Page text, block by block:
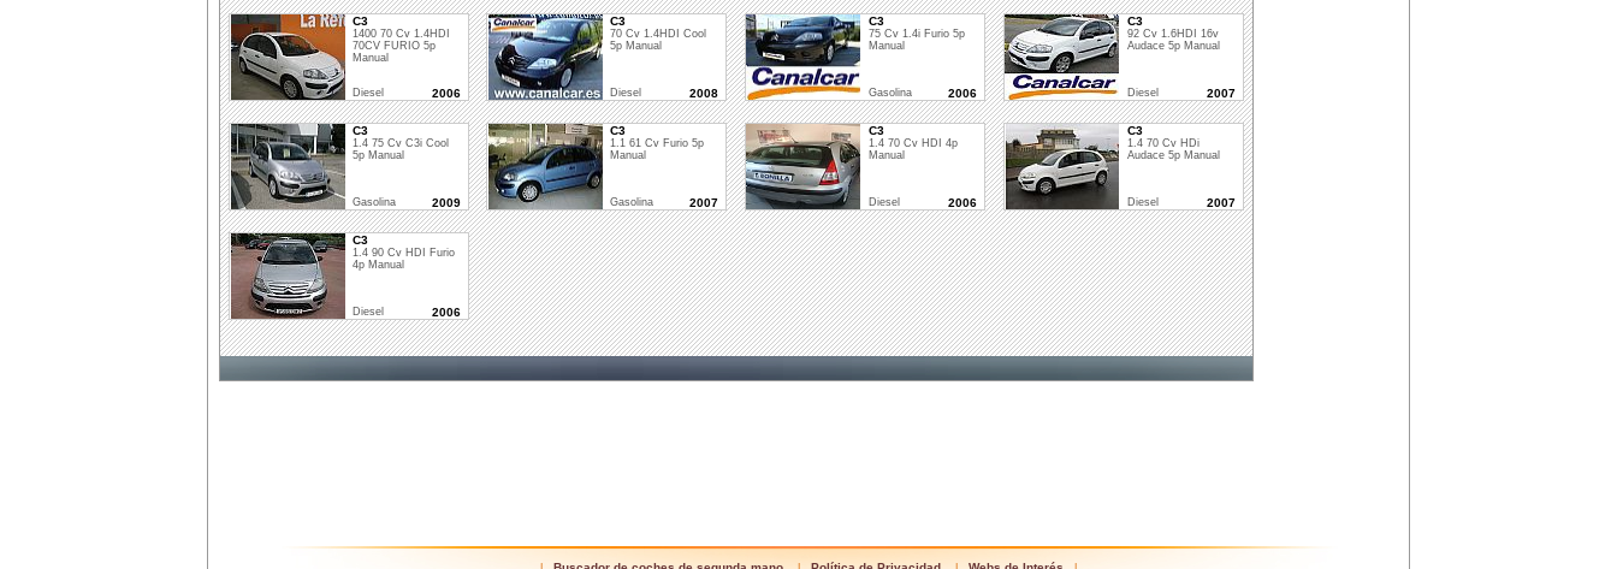
C3
1400 70 Cv 1.4HDI
70CV FURIO 5p
Manual
Diesel 2006
C3
70 Cv 1.4HDI Cool
5p Manual
Diesel 2008
C3
75 Cv 1.4i Furio 5p
Manual
Gasolina 2006
C3
92 Cv 1.6HDI 16v
Audace 5p Manual
Diesel 2007
C3
1.4 75 Cv C3i Cool
5p Manual
Gasolina 2009
C3
1.1 61 Cv Furio 5p
Manual
Gasolina 2007
C3
1.4 70 Cv HDI 4p
Manual
Diesel 2006
C3
1.4 70 Cv HDi
Audace 5p Manual
Diesel 2007
C3
1.4 90 Cv HDI Furio
4p Manual
Diesel 2006